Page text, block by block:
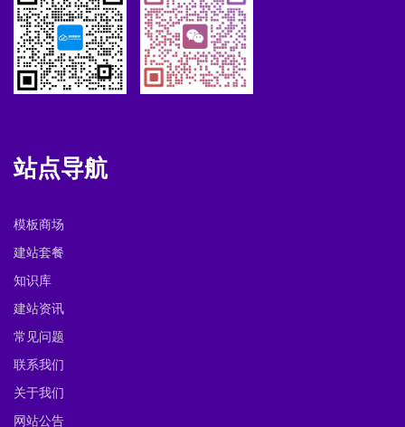
站点导航
模板商场
建站套餐
知识库
建站资讯
常见问题
联系我们
关于我们
网站公告